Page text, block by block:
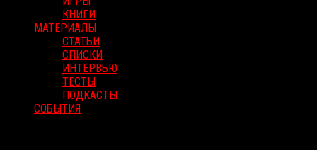
КНИГИ
МАТЕРИАЛЫ
СТАТЬИ
СПИСКИ
ИНТЕРВЬЮ
ТЕСТЫ
ПОДКАСТЫ
СОБЫТИЯ